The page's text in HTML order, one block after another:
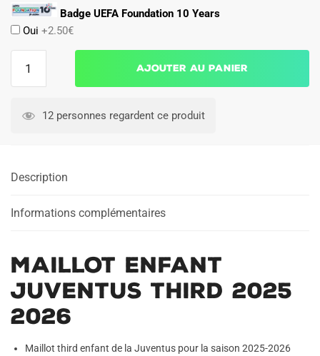
Badge UEFA Foundation 10 Years
Oui +2.50€
Enfant
2026
Ajouter au panier
12 personnes regardent ce produit
Description
Informations complémentaires
Maillot Enfant
Juventus Third 2025
2026
Maillot third enfant de la Juventus pour la saison 2025-2026